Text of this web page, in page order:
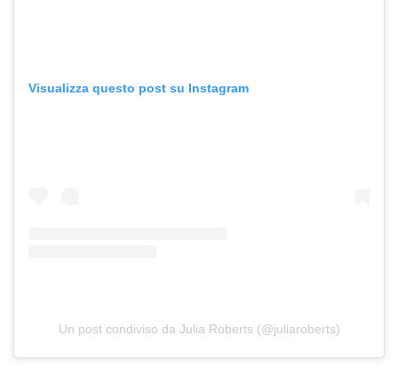
Visualizza questo post su Instagram
Un post condiviso da Julia Roberts (@juliaroberts)